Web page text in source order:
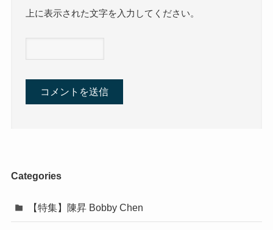
上に表示された文字を入力してください。
Categories
【特集】陳昇 Bobby Chen